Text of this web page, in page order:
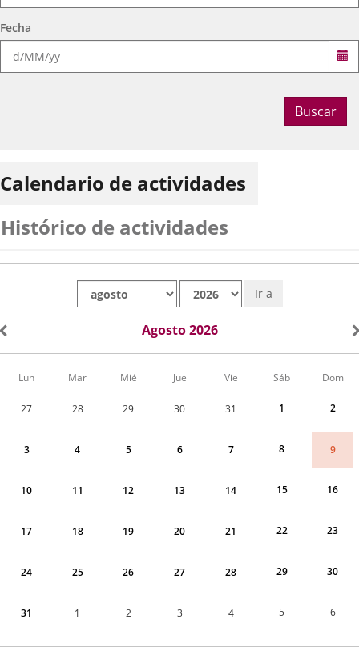
Fecha
Buscar
Calendario de actividades
Histórico de actividades
Ir a
Agosto 2026
Calendario
correspondiente
Lun Mar Mié Jue Vie Sáb Dom
27 28 29 30 31 1 2
3 4 5 6 7 8 9
10 11 12 13 14 15 16
17 18 19 20 21 22 23
24 25 26 27 28 29 30
31 1 2 3 4 5 6